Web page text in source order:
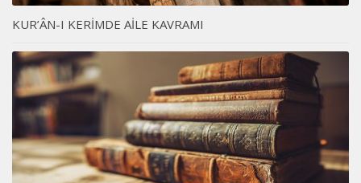
KUR’ÂN-I KERİMDE AİLE KAVRAMI